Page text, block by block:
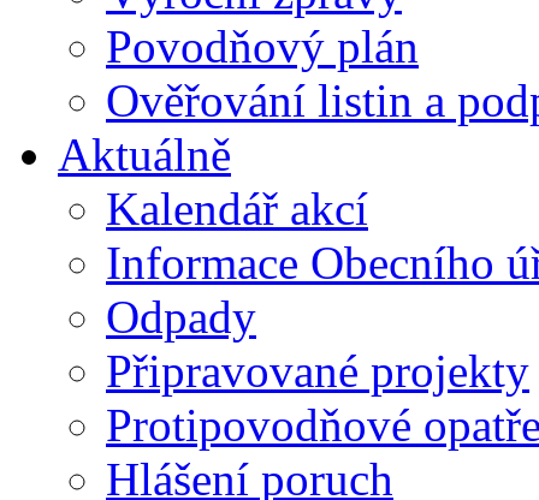
Povodňový plán
Ověřování listin a
Aktuálně
Kalendář akcí
Informace Obecního
Odpady
Připravované projekty
Protipovodňové
Hlášení poruch